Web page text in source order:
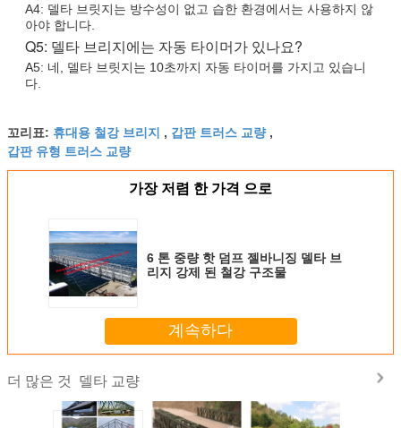
A4: 델타 브릿지는 방수성이 없고 습한 환경에서는 사용하지 않
아야 합니다.
Q5: 델타 브리지에는 자동 타이머가 있나요?
A5: 네, 델타 브릿지는 10초까지 자동 타이머를 가지고 있습니
다.
꼬리표: 휴대용 철강 브리지 , 갑판 트러스 교량,
갑판 유형 트러스 교량
가장 저렴 한 가격 으로
6 톤 중량 핫 덤프 젤바니징 델타 브
리지 강제 된 철강 구조물
계속하다
더 많은 것 델타 교량